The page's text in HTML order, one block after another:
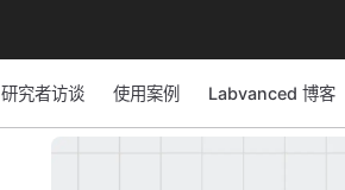
研究者访谈 使用案例 Labvanced 博客